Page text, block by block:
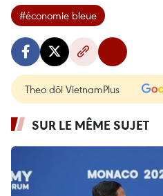
#économie bleue
Theo dõi VietnamPlus
SUR LE MÊME SUJET